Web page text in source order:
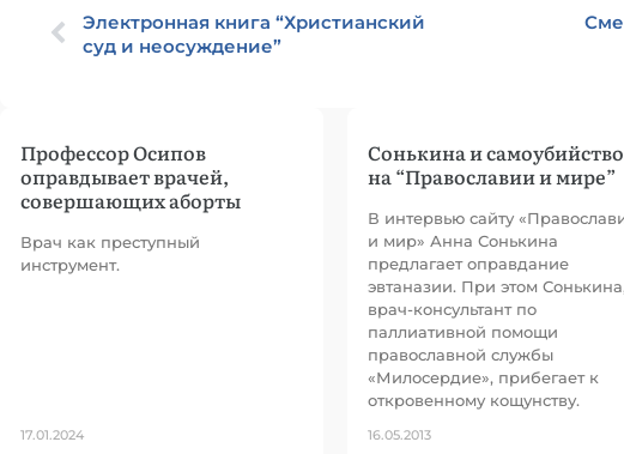
Электронная книга “Христианский
суд и неосуждение”
Профессор Осипов
оправдывает врачей,
совершающих аборты
Врач как преступный
инструмент.
17.01.2024
Сонькина и самоубийство
на “Православии и мире”
В интервью сайту
и мир» Анна Сонькина
предлагает оправдание
эвтаназии. При этом Сонькина,
врач-консультант по
паллиативной помощи
православной службы
«Милосердие», прибегает к
откровенному кощунству.
16.05.2013